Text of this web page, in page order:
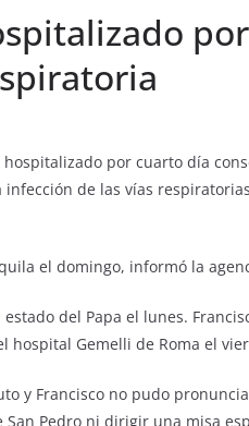
por cuarto día
de las vías
el domingo, informó la
del Papa el lunes.
hospital Gemelli de Roma el
y Francisco no pudo
Pedro ni dirigir una misa